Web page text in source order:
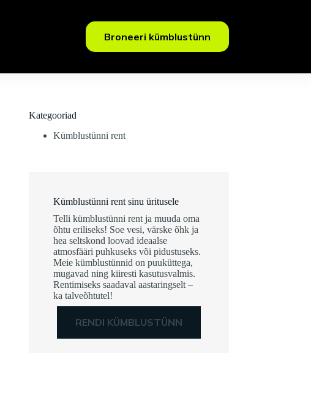
Broneeri kümblustünn
Kategooriad
Kümblustünni rent
Kümblustünni rent sinu üritusele
Telli kümblustünni rent ja muuda oma
õhtu eriliseks! Soe vesi, värske õhk ja
hea seltskond loovad ideaalse
atmosfääri puhkuseks või pidustuseks.
Meie kümblustünnid on puuküttega,
mugavad ning kiiresti kasutusvalmis.
Rentimiseks saadaval aastaringselt –
ka talveõhtutel!
RENDI KÜMBLUSTÜNN